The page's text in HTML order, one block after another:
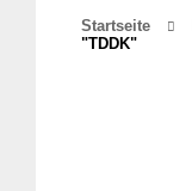
Startseite
"TDDK"